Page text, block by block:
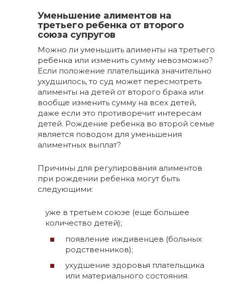
Уменьшение алиментов на
третьего ребенка от второго
союза супругов
Можно ли уменьшить алименты на третьего
ребенка или изменить сумму невозможно?
Если положение плательщика значительно
ухудшилось, то суд может пересмотреть
алименты на детей от второго брака или
вообще изменить сумму на всех детей,
даже если это противоречит интересам
детей. Рождение ребенка во второй семье
является поводом для уменьшения
алиментных выплат?
Причины для регулирования алиментов
при рождении ребенка могут быть
следующими:
уже в третьем союзе (еще большее
количество детей);
появление иждивенцев (больных
родственников);
ухудшение здоровья плательщика
или материального состояния.